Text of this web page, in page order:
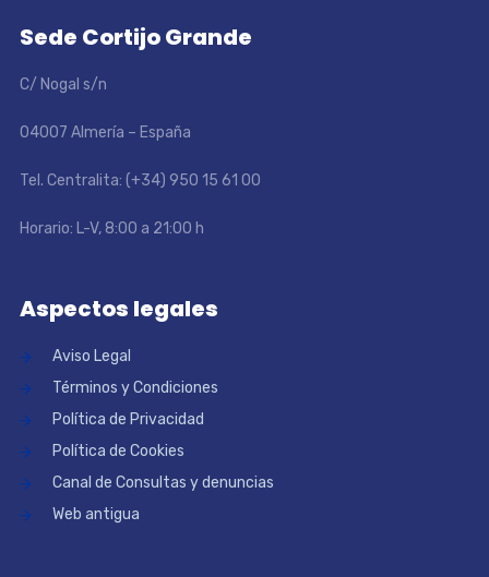
Sede Cortijo Grande
C/ Nogal s/n
04007 Almería – España
Tel. Centralita: (+34) 950 15 61 00
Horario: L-V, 8:00 a 21:00 h
Aspectos legales
Aviso Legal
Términos y Condiciones
Política de Privacidad
Política de Cookies
Canal de Consultas y denuncias
Web antigua